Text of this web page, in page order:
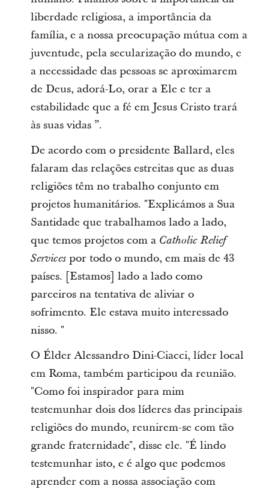
liberdade religiosa, a importância da
família, e a nossa preocupação mútua com a
juventude, pela secularização do mundo, e
a necessidade das pessoas se aproximarem
de Deus, adorá-Lo, orar a Ele e ter a
estabilidade que a fé em Jesus Cristo trará
às suas vidas ”.
De acordo com o presidente Ballard, eles
falaram das relações estreitas que as duas
religiões têm no trabalho conjunto em
projetos humanitários. "Explicámos a Sua
Santidade que trabalhamos lado a lado,
que temos projetos com a Catholic Relief
Servicespor todo o mundo, em mais de 43
países. [Estamos] lado a lado como
parceiros na tentativa de aliviar o
sofrimento. Ele estava muito interessado
nisso. "
O Élder Alessandro Dini-Ciacci, líder local
em Roma, também participou da reunião.
"Como foi inspirador para mim
testemunhar dois dos líderes das principais
religiões do mundo, reunirem-se com tão
grande fraternidade", disse ele. "É lindo
testemunhar isto, e é algo que podemos
aprender com a nossa associação com